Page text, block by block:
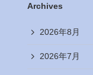
Archives
2026年8月
2026年7月